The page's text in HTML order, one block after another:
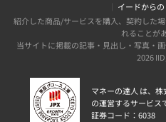
イードから
紹介した商品/サービスを購入、契約した
れることが
当サイトに掲載の記事・見出し・写真・
2026
マネーの達人 は、株
の運営するサービス
証券コード：6038